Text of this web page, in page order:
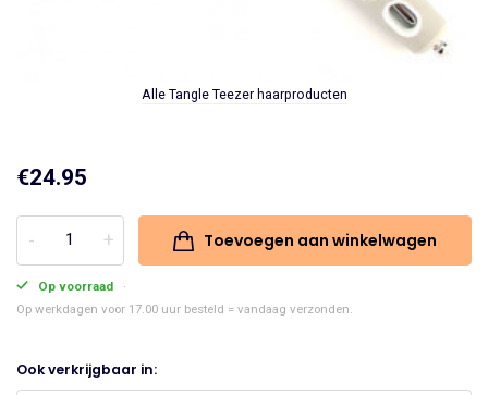
Alle Tangle Teezer haarproducten
€24.95
Garden
föhn
Toevoegen aan winkelwagen
Op voorraad
Op werkdagen voor 17.00 uur besteld = vandaag verzonden.
Ook verkrijgbaar in: